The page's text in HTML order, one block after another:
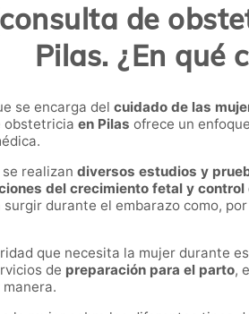
de
Pilas. ¿En qué
se encarga del cuidado de las
obstetricia en Pilas ofrece un
realizan diversos estudios y
del crecimiento fetal y
durante el embarazo como,
que necesita la mujer durante
de preparación para el parto,